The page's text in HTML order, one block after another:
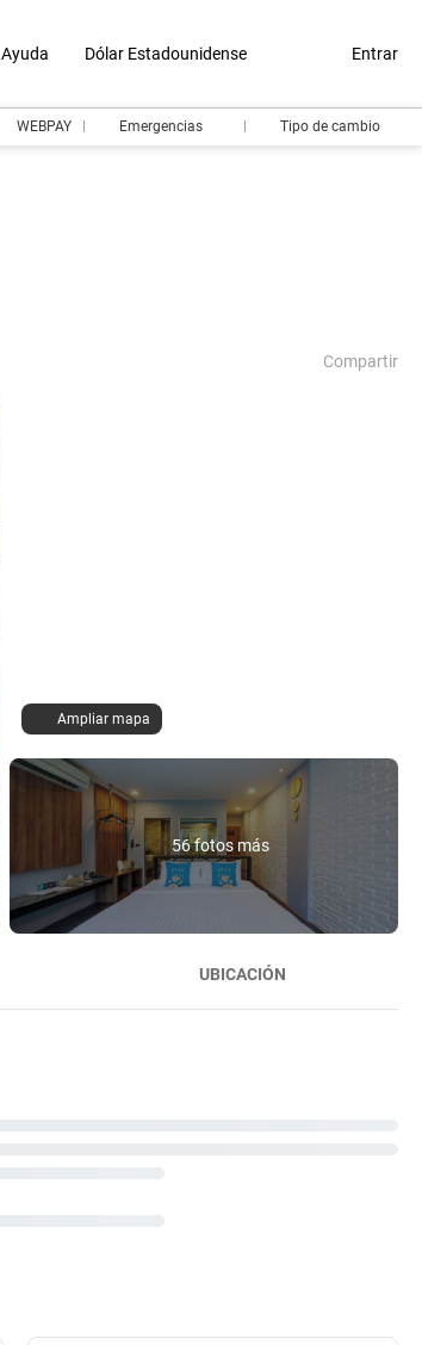
Ayuda Dólar Estadounidense Entrar
WEBPAY Emergencias Tipo de cambio
Compartir
Ampliar mapa
56 fotos más
UBICACIÓN